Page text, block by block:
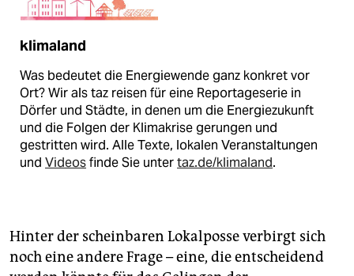
klimaland
Was bedeutet die Energiewende ganz konkret vor
Ort? Wir als taz reisen für eine Reportageserie in
Dörfer und Städte, in denen um die Energiezukunft
und die Folgen der Klimakrise gerungen und
gestritten wird. Alle Texte, lokalen Veranstaltungen
und Videosfinde Sie untertaz.de/klimaland.
Hinter der scheinbaren Lokalposse verbirgt sich
noch eine andere Frage – eine, die entscheidend